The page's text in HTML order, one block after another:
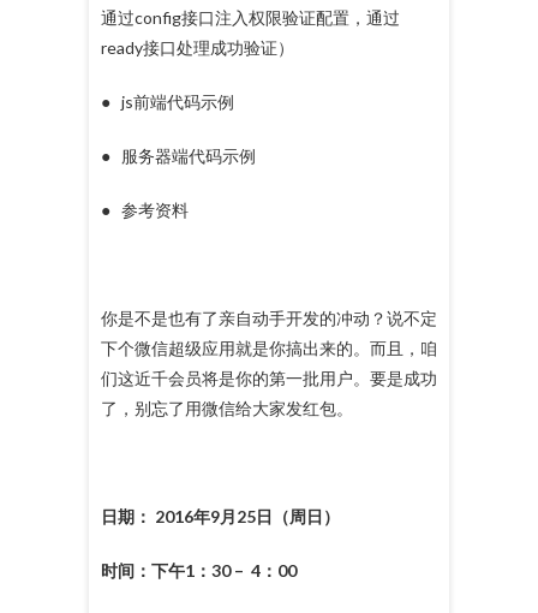
通过config接口注入权限验证配置，通过
ready接口处理成功验证）
● js前端代码示例
● 服务器端代码示例
● 参考资料
你是不是也有了亲自动手开发的冲动？说不定
下个微信超级应用就是你搞出来的。而且，咱
们这近千会员将是你的第一批用户。要是成功
了，别忘了用微信给大家发红包。
日期： 2016年9月25日（周日）
时间： 下午1：30 – 4：00